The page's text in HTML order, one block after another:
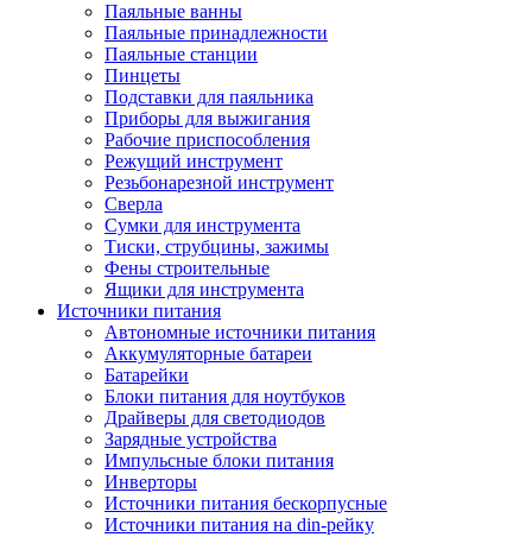
Паяльные ванны
Паяльные принадлежности
Паяльные станции
Пинцеты
Подставки для паяльника
Приборы для выжигания
Рабочие приспособления
Режущий инструмент
Резьбонарезной инструмент
Сверла
Сумки для инструмента
Тиски, струбцины, зажимы
Фены строительные
Ящики для инструмента
Источники питания
Автономные источники питания
Аккумуляторные батареи
Батарейки
Блоки питания для ноутбуков
Драйверы для светодиодов
Зарядные устройства
Импульсные блоки питания
Инверторы
Источники питания бескорпусные
Источники питания на din-рейку